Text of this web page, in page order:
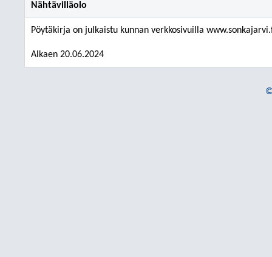
Nähtävilläolo
Pöytäkirja on julkaistu kunnan verkkosivuilla
Alkaen 20.06.2024